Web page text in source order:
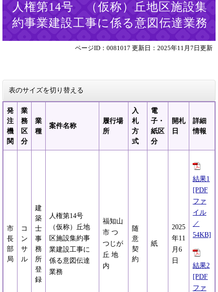
人権第14号 （仮称）丘地区施設集
約事業建設工事に係る意図伝達業務
ページID：0081017 更新日：2025年11月7日更新
表のサイズを切り替える
発
注
機
関
業
務
区
分
業
種
案件名称
履行場
所
入
札
方
式
電
子・
紙区
分
開札
日
詳細
情報
市
長
部
局
コ
ン
サ
ル
建
築
士
事
務
所
登
録
人権第14号
（仮称）丘地
区施設集約事
業建設工事に
係る意図伝達
業務
福知山
市 つ
つじが
丘 地
内
随
意
契
約
紙
2025
年11
月6
日
結果1
[PDF
ファ
イル
／
54KB]
結果2
[PDF
ファ